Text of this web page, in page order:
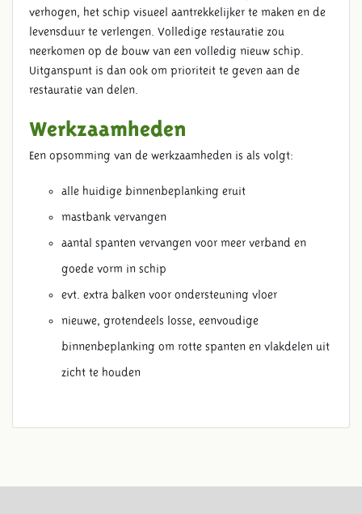
verhogen, het schip visueel aantrekkelijker te maken en de
levensduur te verlengen. Volledige restauratie zou
neerkomen op de bouw van een volledig nieuw schip.
Uitganspunt is dan ook om prioriteit te geven aan de
restauratie van delen.
Werkzaamheden
Een opsomming van de werkzaamheden is als volgt:
alle huidige binnenbeplanking eruit
mastbank vervangen
aantal spanten vervangen voor meer verband en
goede vorm in schip
evt. extra balken voor ondersteuning vloer
nieuwe, grotendeels losse, eenvoudige
binnenbeplanking om rotte spanten en vlakdelen uit
zicht te houden